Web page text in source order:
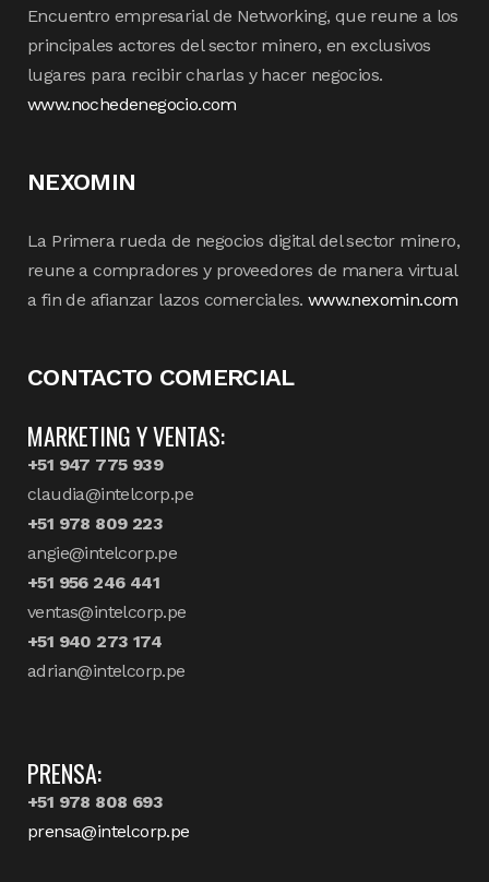
Encuentro empresarial de Networking, que reune a los
principales actores del sector minero, en exclusivos
lugares para recibir charlas y hacer negocios.
www.nochedenegocio.com
NEXOMIN
La Primera rueda de negocios digital del sector minero,
reune a compradores y proveedores de manera virtual
a fin de afianzar lazos comerciales. www.nexomin.com
CONTACTO COMERCIAL
MARKETING Y VENTAS:
+51 947 775 939
claudia@intelcorp.pe
+51 978 809 223
angie@intelcorp.pe
+51 956 246 441
ventas@intelcorp.pe
+51 940 273 174
adrian@intelcorp.pe
PRENSA:
+51 978 808 693
prensa@intelcorp.pe